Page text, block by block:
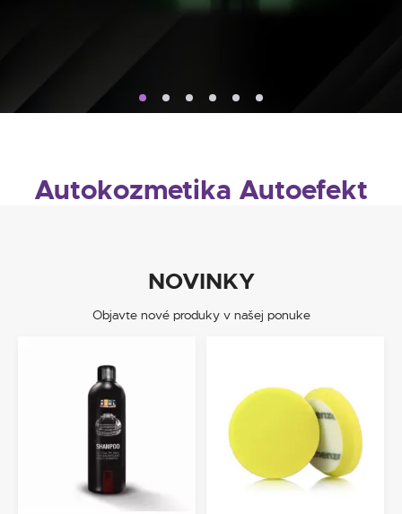
Autokozmetika Autoefekt
NOVINKY
Objavte nové produky v našej ponuke